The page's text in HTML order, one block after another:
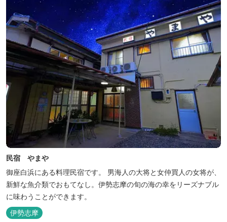
民宿 やまや
御座白浜にある料理民宿です。 男海人の大将と女仲買人の女将が、
新鮮な魚介類でおもてなし。伊勢志摩の旬の海の幸をリーズナブル
に味わうことができます。
伊勢志摩